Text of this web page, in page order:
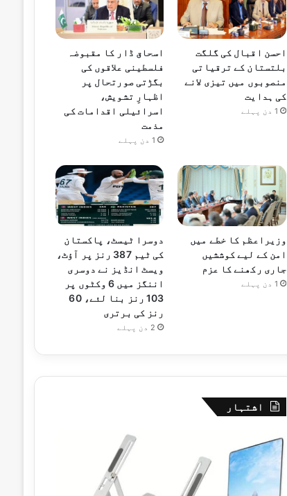
احسن اقبال کی گلگت
بلتستان کے ترقیاتی
منصوبوں میں تیزی لانے
کی ہدایت
1 دن پہلے
اسحاق ڈار کا مقبوضہ
فلسطینی علاقوں کی
بگڑتی صورتحال پر
اظہارِ تشویش،
اسرائیلی اقدامات کی
مذمت
1 دن پہلے
وزیراعظم کا خطے میں
امن کے لیے کوششیں
جاری رکھنے کا عزم
1 دن پہلے
دوسرا ٹیسٹ، پاکستان
کی ٹیم 387 رنز پر آؤٹ،
ویسٹ انڈیز نے دوسری
اننگز میں 6 وکٹوں پر
103 رنز بنا لئے، 60
رنز کی برتری
2 دن پہلے
اشتہار